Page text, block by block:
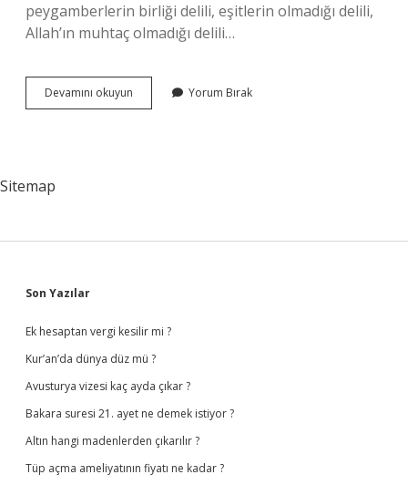
peygamberlerin birliği delili, eşitlerin olmadığı delili,
Allah’ın muhtaç olmadığı delili…
Devamını okuyun
Alimlerinin
Gibi
Yorum Bırak
Sitemap
Sidebar
Son Yazılar
Ek hesaptan vergi kesilir mi ?
Kur’an’da dünya düz mü ?
Avusturya vizesi kaç ayda çıkar ?
Bakara suresi 21. ayet ne demek istiyor ?
Altın hangi madenlerden çıkarılır ?
Tüp açma ameliyatının fiyatı ne kadar ?